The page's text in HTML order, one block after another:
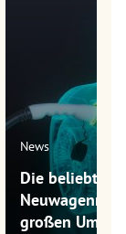
News
Die
großen